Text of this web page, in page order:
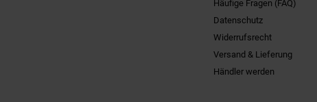
Häufige Fragen (FAQ)
Datenschutz
Widerrufsrecht
Versand & Lieferung
Händler werden